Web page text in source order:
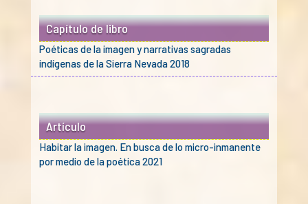
Capítulo de libro
Poéticas de la imagen y narrativas sagradas
indígenas de la Sierra Nevada 2018
Artículo
Habitar la imagen. En busca de lo micro-inmanente
por medio de la poética 2021